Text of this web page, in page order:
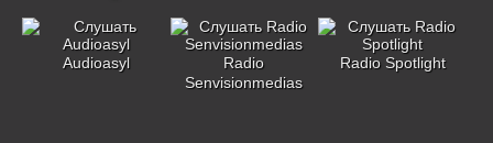
Audioasyl
Radio
Senvisionmedias
Radio Spotlight